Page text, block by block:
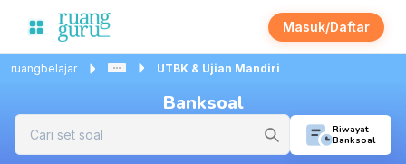
Masuk/Daftar
ruangbelajar UTBK & Ujian Mandiri
Banksoal
Riwayat
Banksoal